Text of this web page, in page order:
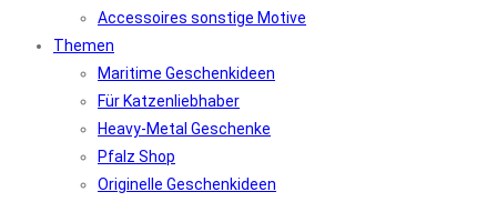
Accessoires sonstige Motive
Themen
Maritime Geschenkideen
Für Katzenliebhaber
Heavy-Metal Geschenke
Pfalz Shop
Originelle Geschenkideen